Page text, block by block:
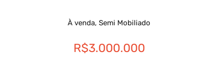
À venda, Semi Mobiliado
R$3.000.000